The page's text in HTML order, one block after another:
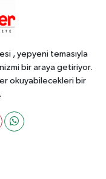
, yepyeni temasıyla
bir araya getiriyor.
okuyabilecekleri bir